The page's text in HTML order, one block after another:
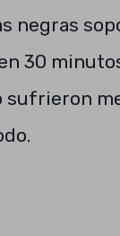
negras
30
sufrieron